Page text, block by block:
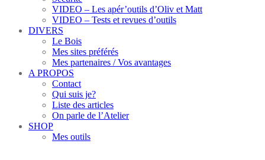
VIDEO – Les apér’outils d’Oliv et Matt
VIDEO – Tests et revues d’outils
DIVERS
Le Bois
Mes sites préférés
Mes partenaires / Vos avantages
A PROPOS
Contact
Qui suis je?
Liste des articles
On parle de l’Atelier
SHOP
Mes outils